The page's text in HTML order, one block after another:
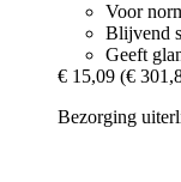
Voor
Blijvend
Geeft
€ 15,09 (€
Bezorging